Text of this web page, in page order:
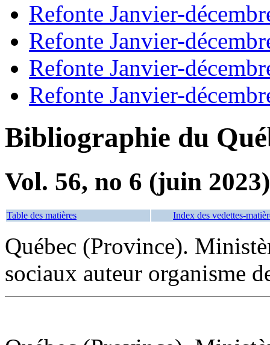
Refonte Janvier-
Refonte Janvier-
Refonte Janvier-
Refonte Janvier-
Bibliographie du
Vol. 56, no 6 (juin 2023)
Table des matières Index des vedettes-
Québec (Province).
sociaux auteur organisme